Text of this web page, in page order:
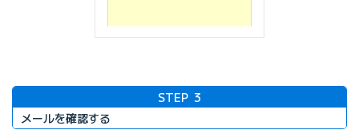
STEP 3
メールを確認する